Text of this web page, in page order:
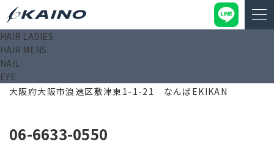
HAIR LADIES
HAIR MENS
NAIL
EYE556-0012
大阪府大阪市浪速区敷津東1-1-21 なんばEKIKAN
06-6633-0550